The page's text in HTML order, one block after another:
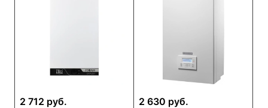
2 712 руб. 2 630 руб.